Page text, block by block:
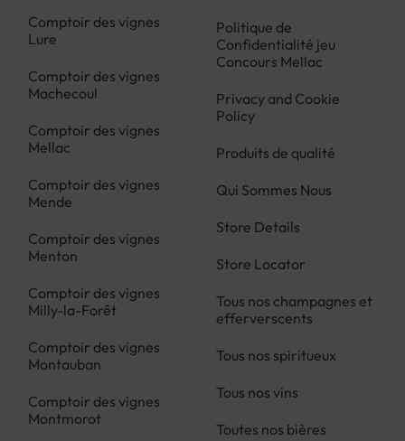
Comptoir des vignes
Lure
Comptoir des vignes
Machecoul
Comptoir des vignes
Mellac
Comptoir des vignes
Mende
Comptoir des vignes
Menton
Comptoir des vignes
Milly-la-Forêt
Comptoir des vignes
Montauban
Comptoir des vignes
Montmorot
Politique de
Confidentialité jeu
Concours Mellac
Privacy and Cookie
Policy
Produits de qualité
Qui Sommes Nous
Store Details
Store Locator
Tous nos champagnes et
efferverscents
Tous nos spiritueux
Tous nos vins
Toutes nos bières